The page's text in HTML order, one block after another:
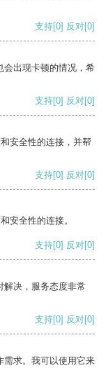
支持[0] 反对[0]
会出现卡顿的情况，希
支持[0] 反对[0]
安全性的连接，并帮
支持[0] 反对[0]
安全性的连接。
支持[0] 反对[0]
解决，服务态度非常
支持[0] 反对[0]
需求。我可以使用它来